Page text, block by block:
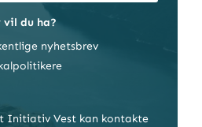
vil du ha?
nyhetsbrev
Initiativ Vest kan kontakte